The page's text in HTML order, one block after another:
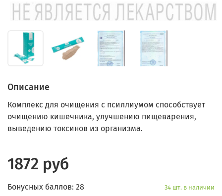
Описание
Комплекс для очищения с псиллиумом способствует
очищению кишечника, улучшению пищеварения,
выведению токсинов из организма.
1872 руб
Бонусных баллов: 28 34 шт. в наличии